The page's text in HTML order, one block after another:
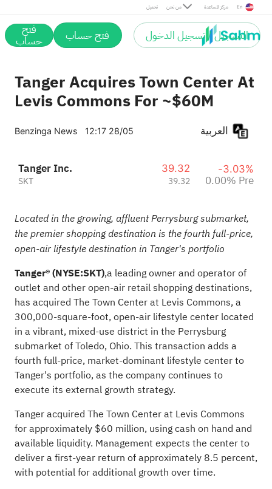
تحميل من نحن مركز المساعدة En
التسجيل / تسجيل الدخول فتح حساب فتح
حساب
Tanger Acquires Town Center At
Levis Commons For ~$60M
Benzinga News 12:17 28/05
Tanger Inc.
SKT
39.32
39.32
-3.03%
0.00% Pre
Located in the growing, affluent Perrysburg submarket,
the premier shopping destination is the fourth full-price,
open-air lifestyle destination in Tanger's portfolio
Tanger® (NYSE:SKT),a leading owner and operator of
outlet and other open-air retail shopping destinations,
has acquired The Town Center at Levis Commons, a
300,000-square-foot, open-air lifestyle center located
in a vibrant, mixed-use district in the Perrysburg
submarket of Toledo, Ohio. This transaction adds a
fourth full-price, market-dominant lifestyle center to
Tanger's portfolio, as the company continues to
execute its external growth strategy.
Tanger acquired The Town Center at Levis Commons
for approximately $60 million, using cash on hand and
available liquidity. Management expects the center to
deliver a first-year return of approximately 8.5 percent,
with potential for additional growth over time.